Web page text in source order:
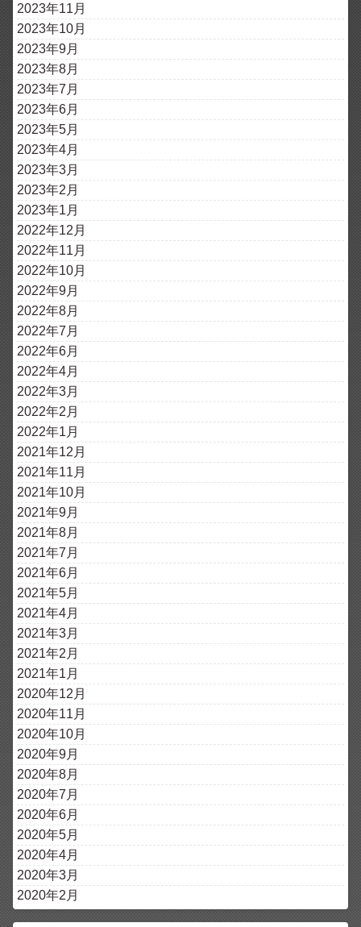
2023年11月
2023年10月
2023年9月
2023年8月
2023年7月
2023年6月
2023年5月
2023年4月
2023年3月
2023年2月
2023年1月
2022年12月
2022年11月
2022年10月
2022年9月
2022年8月
2022年7月
2022年6月
2022年4月
2022年3月
2022年2月
2022年1月
2021年12月
2021年11月
2021年10月
2021年9月
2021年8月
2021年7月
2021年6月
2021年5月
2021年4月
2021年3月
2021年2月
2021年1月
2020年12月
2020年11月
2020年10月
2020年9月
2020年8月
2020年7月
2020年6月
2020年5月
2020年4月
2020年3月
2020年2月